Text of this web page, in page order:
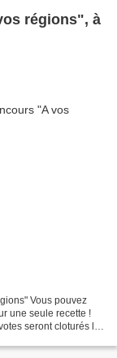
régions", à
Vous pouvez
une seule recette !
seront cloturés le